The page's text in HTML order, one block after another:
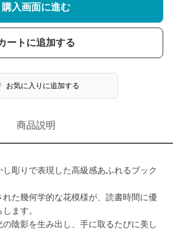
購入画面に進む
ートに追加する
お気に入りに追加する
商品説明
彫りで表現した高級感あふれるブック
た幾何学的な花模様が、読書時間に優
ます。
陰影を生み出し、手に取るたびに美し